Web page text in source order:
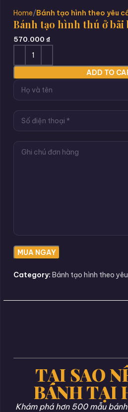
Home Bánh tạo hình theo yêu
Bánh tạo hình thú ở bãi
570.000 ₫
ADD TO
Category: Bánh tạo hình theo
TẠI SAO
BÁNH TẠI
Khám phá hơn 500 mẫu